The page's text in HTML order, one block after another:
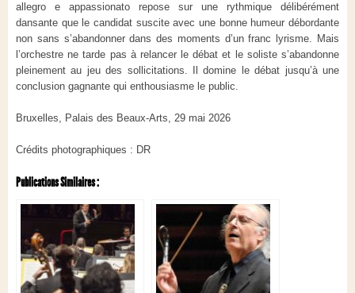
allegro e appassionato repose sur une rythmique délibérément
dansante que le candidat suscite avec une bonne humeur débordante
non sans s’abandonner dans des moments d’un franc lyrisme. Mais
l’orchestre ne tarde pas à relancer le débat et le soliste s’abandonne
pleinement au jeu des sollicitations. Il domine le débat jusqu’à une
conclusion gagnante qui enthousiasme le public.
Bruxelles, Palais des Beaux-Arts, 29 mai 2026
Crédits photographiques : DR
Publications Similaires :